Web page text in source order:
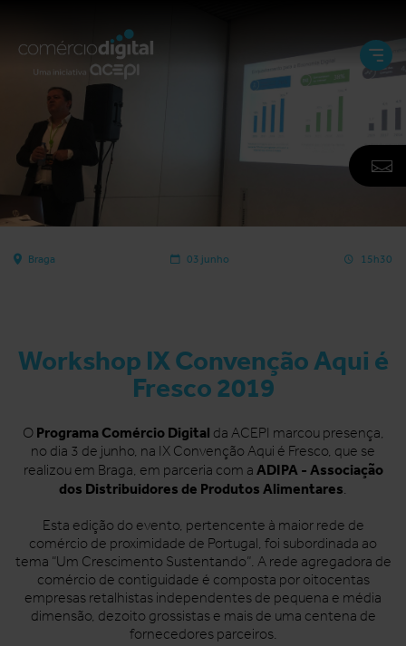
e
Braga 03 junho 15h30
Workshop IX Convenção Aqui é
Fresco 2019
O Programa Comércio Digital da ACEPI marcou presença,
no dia 3 de junho, na IX Convenção Aqui é Fresco, que se
realizou em Braga, em parceria com a ADIPA - Associação
dos Distribuidores de Produtos Alimentares.
Esta edição do evento, pertencente à maior rede de
comércio de proximidade de Portugal, foi subordinada ao
tema “Um Crescimento Sustentando”. A rede agregadora de
comércio de contiguidade é composta por oitocentas
empresas retalhistas independentes de pequena e média
dimensão, dezoito grossistas e mais de uma centena de
fornecedores parceiros.